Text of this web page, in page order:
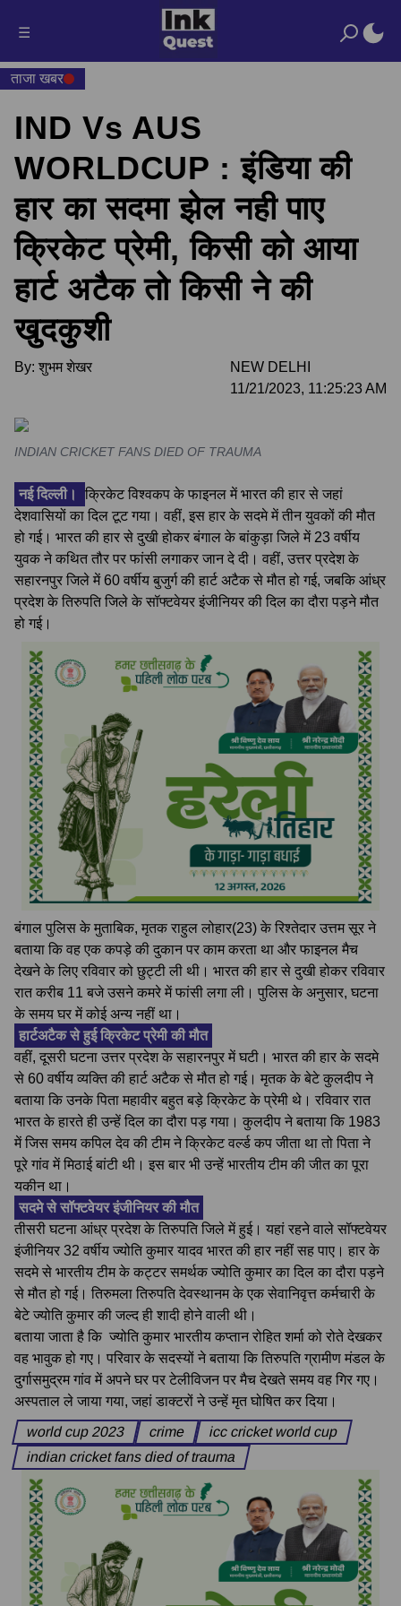
☰
ताजा खबर
IND Vs AUS
WORLDCUP : इंडिया की
हार का सदमा झेल नही पाए
क्रिकेट प्रेमी, किसी को आया
हार्ट अटैक तो किसी ने की
खुदकुशी
By: शुभम शेखर
NEW DELHI
11/21/2023, 11:25:23 AM
INDIAN CRICKET FANS DIED OF TRAUMA
नई दिल्ली।
क्रिकेट विश्वकप के फाइनल में भारत की हार से जहां
देशवासियों का दिल टूट गया। वहीं, इस हार के सदमे में तीन युवकों की मौत
हो गई। भारत की हार से दुखी होकर बंगाल के बांकुड़ा जिले में 23 वर्षीय
युवक ने कथित तौर पर फांसी लगाकर जान दे दी। वहीं, उत्तर प्रदेश के
सहारनपुर जिले में 60 वर्षीय बुजुर्ग की हार्ट अटैक से मौत हो गई, जबकि आंध्र
प्रदेश के तिरुपति जिले के सॉफ्टवेयर इंजीनियर की दिल का दौरा पड़ने मौत
हो गई।
बंगाल पुलिस के मुताबिक, मृतक राहुल लोहार(23) के रिश्तेदार उत्तम सूर ने
बताया कि वह एक कपड़े की दुकान पर काम करता था और फाइनल मैच
देखने के लिए रविवार को छुट्टी ली थी। भारत की हार से दुखी होकर रविवार
रात करीब 11 बजे उसने कमरे में फांसी लगा ली। पुलिस के अनुसार, घटना
के समय घर में कोई अन्य नहीं था।
हार्टअटैक से हुई क्रिकेट प्रेमी की मौत
वहीं, दूसरी घटना उत्तर प्रदेश के सहारनपुर में घटी। भारत की हार के सदमे
से 60 वर्षीय व्यक्ति की हार्ट अटैक से मौत हो गई। मृतक के बेटे कुलदीप ने
बताया कि उनके पिता महावीर बहुत बड़े क्रिकेट के प्रेमी थे। रविवार रात
भारत के हारते ही उन्हें दिल का दौरा पड़ गया। कुलदीप ने बताया कि 1983
में जिस समय कपिल देव की टीम ने क्रिकेट व‌र्ल्ड कप जीता था तो पिता ने
पूरे गांव में मिठाई बांटी थी। इस बार भी उन्हें भारतीय टीम की जीत का पूरा
यकीन था।
सदमे से सॉफ्टवेयर इंजीनियर की मौत
तीसरी घटना आंध्र प्रदेश के तिरुपति जिले में हुई। यहां रहने वाले सॉफ्टवेयर
इंजीनियर 32 वर्षीय ज्योति कुमार यादव भारत की हार नहीं सह पाए। हार के
सदमे से भारतीय टीम के कट्टर समर्थक ज्योति कुमार का दिल का दौरा पड़ने
से मौत हो गई। तिरुमला तिरुपति देवस्थानम के एक सेवानिवृत्त कर्मचारी के
बेटे ज्योति कुमार की जल्द ही शादी होने वाली थी।
बताया जाता है कि ज्योति कुमार भारतीय कप्तान रोहित शर्मा को रोते देखकर
वह भावुक हो गए। परिवार के सदस्यों ने बताया कि तिरुपति ग्रामीण मंडल के
दुर्गासमुद्रम गांव में अपने घर पर टेलीविजन पर मैच देखते समय वह गिर गए।
अस्पताल ले जाया गया, जहां डाक्टरों ने उन्हें मृत घोषित कर दिया।
world cup 2023
crime
icc cricket world cup
indian cricket fans died of trauma